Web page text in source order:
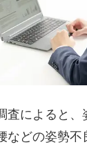
査によると、
などの姿勢不